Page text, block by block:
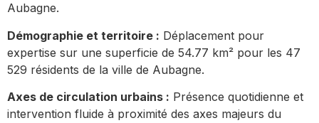
Aubagne.
Démographie et territoire : Déplacement pour
expertise sur une superficie de 54.77 km² pour les 47
529 résidents de la ville de Aubagne.
Axes de circulation urbains : Présence quotidienne et
intervention fluide à proximité des axes majeurs du